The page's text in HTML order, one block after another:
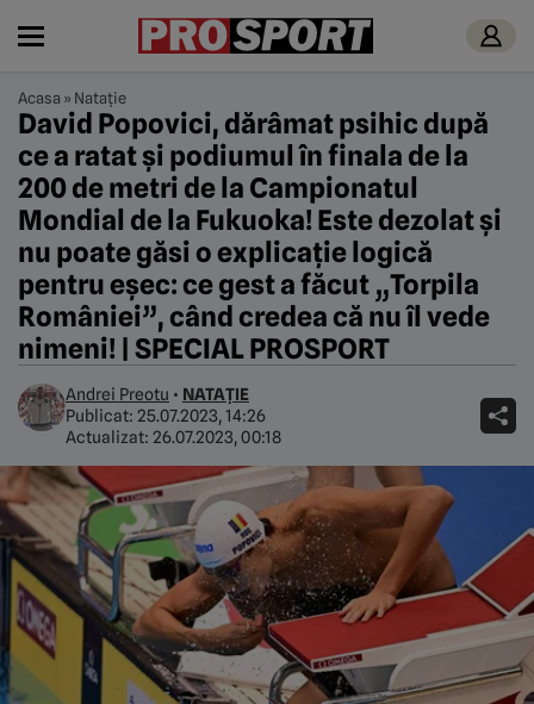
Acasa » Natație
David Popovici, dărâmat psihic după
ce a ratat și podiumul în finala de la
200 de metri de la Campionatul
Mondial de la Fukuoka! Este dezolat și
nu poate găsi o explicație logică
pentru eșec: ce gest a făcut „Torpila
României”, când credea că nu îl vede
nimeni! | SPECIAL PROSPORT
Andrei Preotu • NATAȚIE
Publicat: 25.07.2023, 14:26
Actualizat: 26.07.2023, 00:18